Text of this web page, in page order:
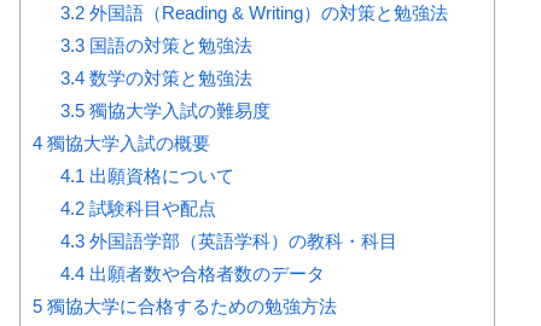
3.2外国語（Reading & Writing）の対策と勉強法
3.3国語の対策と勉強法
3.4数学の対策と勉強法
3.5獨協大学入試の難易度
4 獨協大学入試の概要
4.1 出願資格について
4.2試験科目や配点
4.3外国語学部（英語学科）の教科・科目
4.4出願者数や合格者数のデータ
5 獨協大学に合格するための勉強方法